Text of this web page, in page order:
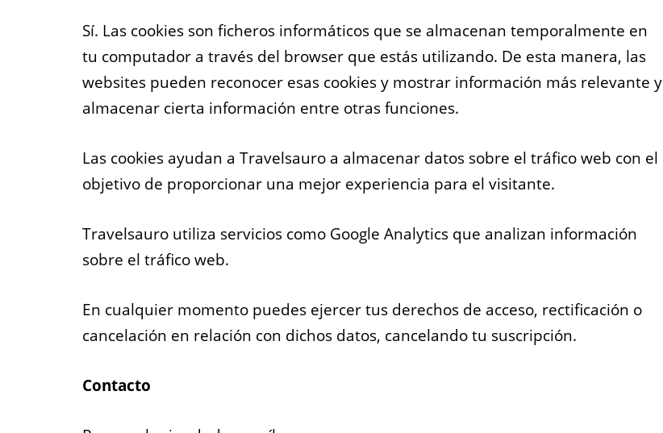
Sí. Las cookies son ficheros informáticos que se almacenan temporalmente en
tu computador a través del browser que estás utilizando. De esta manera, las
websites pueden reconocer esas cookies y mostrar información más relevante y
almacenar cierta información entre otras funciones.
Las cookies ayudan a Travelsauro a almacenar datos sobre el tráfico web con el
objetivo de proporcionar una mejor experiencia para el visitante.
Travelsauro utiliza servicios como Google Analytics que analizan información
sobre el tráfico web.
En cualquier momento puedes ejercer tus derechos de acceso, rectificación o
cancelación en relación con dichos datos, cancelando tu suscripción.
Contacto